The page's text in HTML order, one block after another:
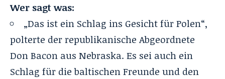
Wer sagt was:
„Das ist ein Schlag ins Gesicht für Polen“,
polterte der republikanische Abgeordnete
Don Bacon aus Nebraska. Es sei auch ein
Schlag für die baltischen Freunde und den